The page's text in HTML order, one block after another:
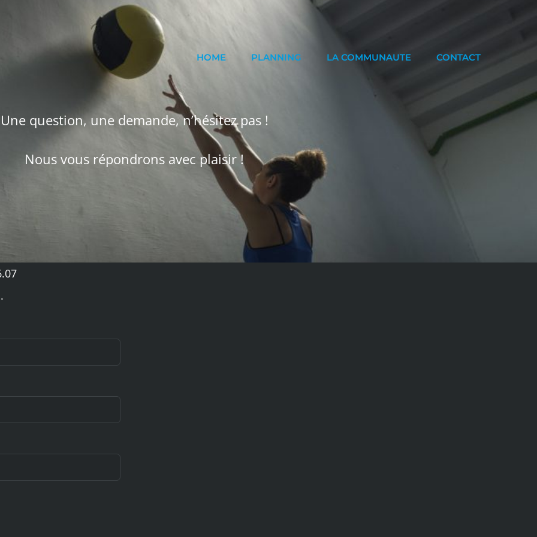
HOME PLANNING LA COMMUNAUTE CONTACT
Une question, une demande, n’hésitez pas !
Nous vous répondrons avec plaisir !